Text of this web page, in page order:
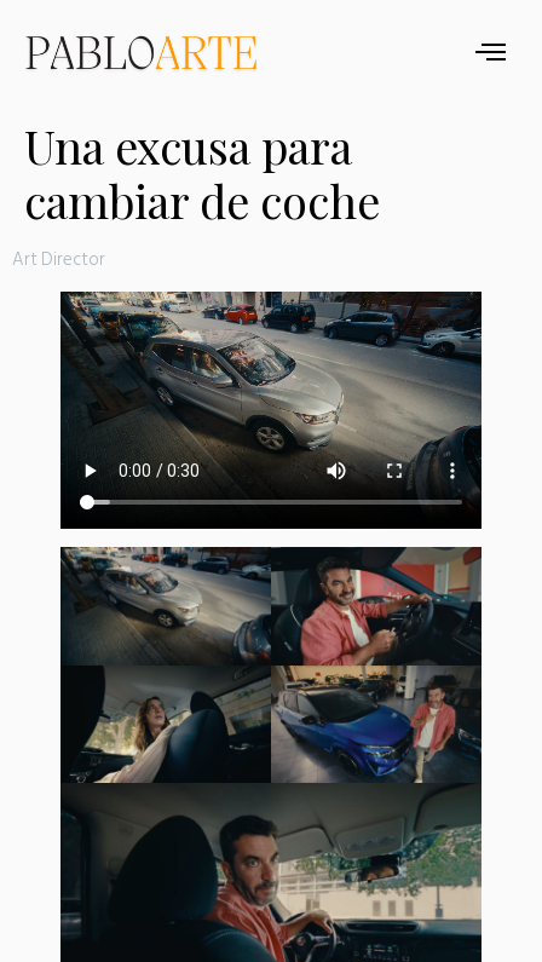
Una excusa para
cambiar de coche
Art Director